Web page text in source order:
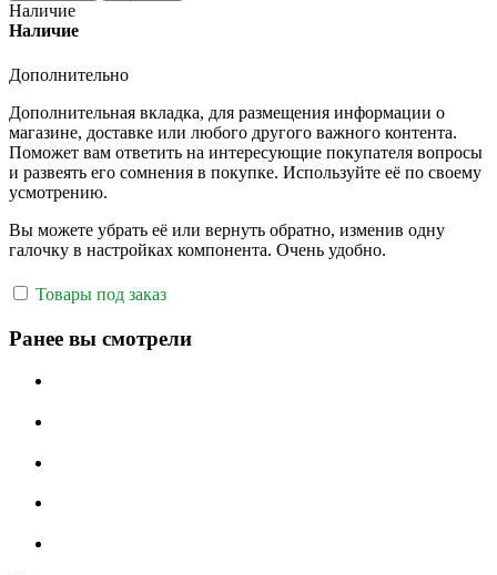
Наличие
Наличие
Дополнительно
Дополнительная вкладка, для размещения информации о
магазине, доставке или любого другого важного контента.
Поможет вам ответить на интересующие покупателя вопросы
и развеять его сомнения в покупке. Используйте её по своему
усмотрению.
Вы можете убрать её или вернуть обратно, изменив одну
галочку в настройках компонента. Очень удобно.
Товары под заказ
Ранее вы смотрели